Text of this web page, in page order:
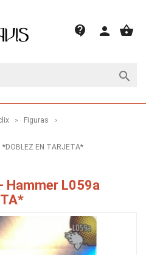
shopping_basket
person
contact_support

Figuras
EN TARJETA*
Hammer L059a